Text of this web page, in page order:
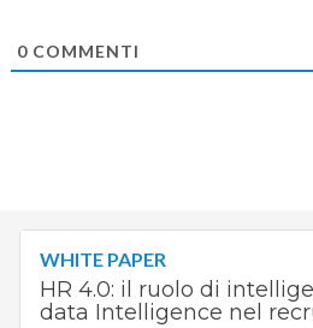
0COMMENTI
WHITE PAPER
HR 4.0: il ruolo di
data Intelligence nel